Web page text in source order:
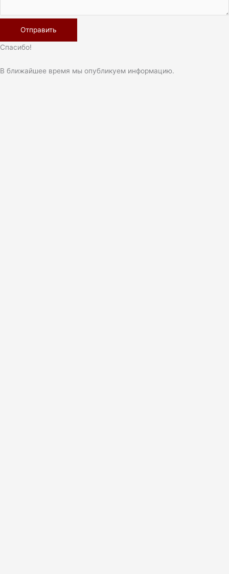
Спасибо!
В ближайшее время мы опубликуем информацию.